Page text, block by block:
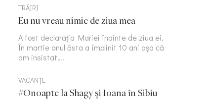
TRĂIRI
Eu nu vreau nimic de ziua mea
A fost declarația Mariei înainte de ziua ei.
În martie anul ăsta a împlinit 10 ani așa că
am insistat….
VACANȚE
#Onoapte la Shagy și Ioana în Sibiu